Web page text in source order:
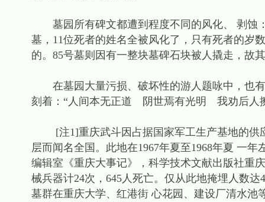
墓园所有碑文都遭到程度不同的风化、 剥蚀
墓，11位死者的姓名全被风化了，只有死者的岁
的。85号墓则因有一整块墓碑石块被人撬走，故
在墓园大量污损、破坏性的游人题咏中，也有
刻着：“人间本无正道 阴世焉有光明 我劝后人
[注1]重庆武斗因占据国家军工生产基地的供
层而闻名全国。此地在1967年夏至1968年夏 一
编辑室《重庆大事记》，科学技术文献出版社重
械兵器计24次，645人死亡。仅从此地掩埋人数
墓群在重庆大学、红港街 心花园、建设厂清水